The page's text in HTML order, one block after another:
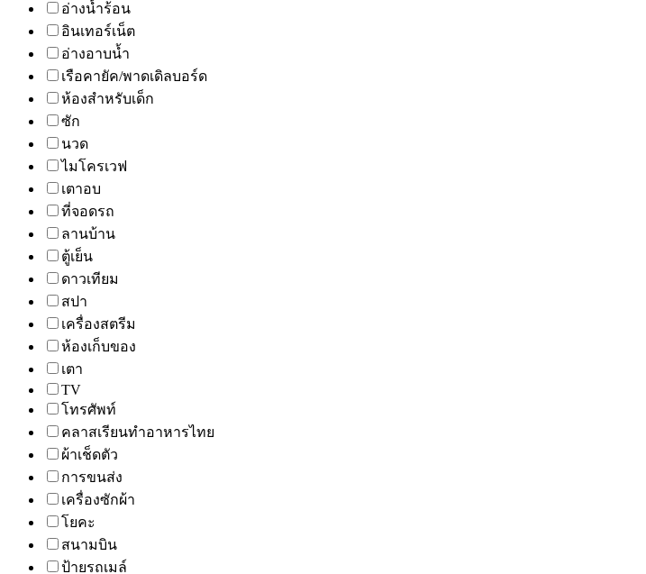
อ่างน้ำร้อน
อินเทอร์เน็ต
อ่างอาบน้ำ
เรือคายัค/พาดเดิลบอร์ด
ห้องสำหรับเด็ก
ซัก
นวด
ไมโครเวฟ
เตาอบ
ที่จอดรถ
ลานบ้าน
ตู้เย็น
ดาวเทียม
สปา
เครื่องสตรีม
ห้องเก็บของ
เตา
TV
โทรศัพท์
คลาสเรียนทำอาหารไทย
ผ้าเช็ดตัว
การขนส่ง
เครื่องซักผ้า
โยคะ
สนามบิน
ป้ายรถเมล์